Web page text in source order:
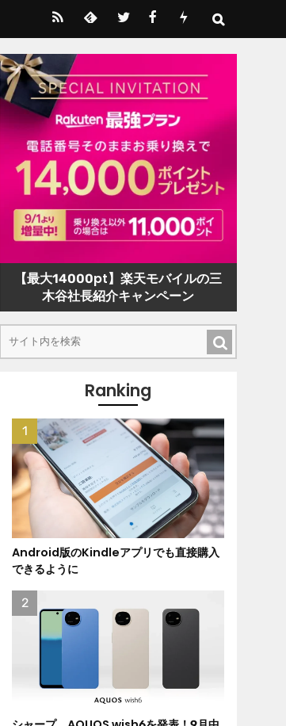
【最大14000pt】楽天モバイルの三
木谷社長紹介キャンペーン
Ranking
Android版のKindleアプリでも直接購入
できるように